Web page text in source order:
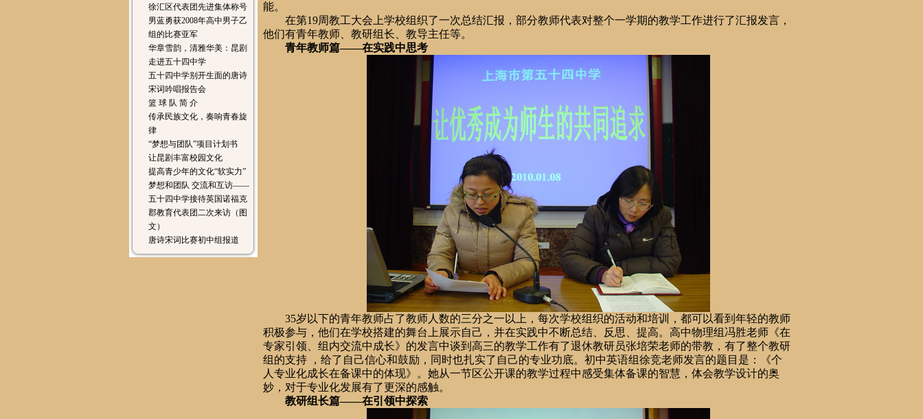
徐汇区代表团先进集体称号
男蓝勇获2008年高中男子乙
组的比赛亚军
华章雪韵，清雅华美：昆剧
走进五十四中学
五十四中学别开生面的唐诗
宋词吟唱报告会
篮 球 队 简 介
传承民族文化，奏响青春旋
律
“梦想与团队”项目计划书
让昆剧丰富校园文化
提高青少年的文化“软实力”
梦想和团队 交流和互访——
五十四中学接待英国诺福克
郡教育代表团二次来访（图
文）
唐诗宋词比赛初中组报道
能。
在第19周教工大会上学校组织了一次总结汇报，部分教师代表对整个一学期的教学工作进行了汇报发言，
他们有青年教师、教研组长、教导主任等。
青年教师篇——在实践中思考
35岁以下的青年教师占了教师人数的三分之一以上，每次学校组织的活动和培训，都可以看到年轻的教师
积极参与，他们在学校搭建的舞台上展示自己，并在实践中不断总结、反思、提高。高中物理组冯胜老师《在
专家引领、组内交流中成长》的发言中谈到高三的教学工作有了退休教研员张培荣老师的带教，有了整个教研
组的支持 ，给了自己信心和鼓励，同时也扎实了自己的专业功底。初中英语组徐竞老师发言的题目是：《个
人专业化成长在备课中的体现》。她从一节区公开课的教学过程中感受集体备课的智慧，体会教学设计的奥
妙，对于专业化发展有了更深的感触。
教研组长篇——在引领中探索